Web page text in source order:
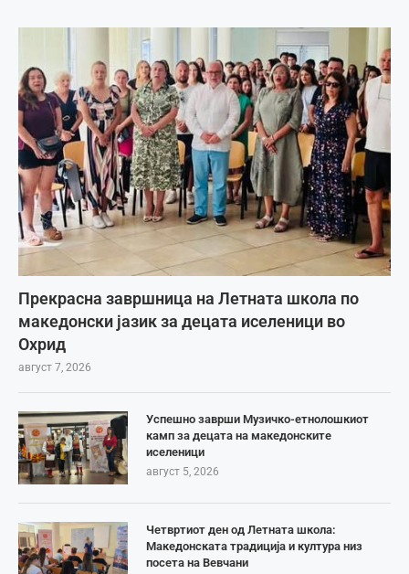
Прекрасна завршница на Летната школа по
македонски јазик за децата иселеници во
Охрид
август 7, 2026
Успешно заврши Музичко-етнолошкиот
камп за децата на македонските
иселеници
август 5, 2026
Четвртиот ден од Летната школа:
Македонската традиција и култура низ
посета на Вевчани